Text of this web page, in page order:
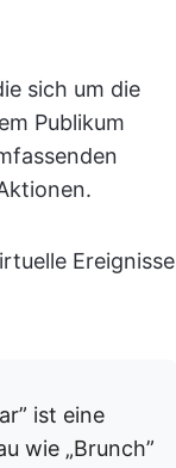
sich um die
Publikum
Ereignisse
ist eine
wie „Brunch”